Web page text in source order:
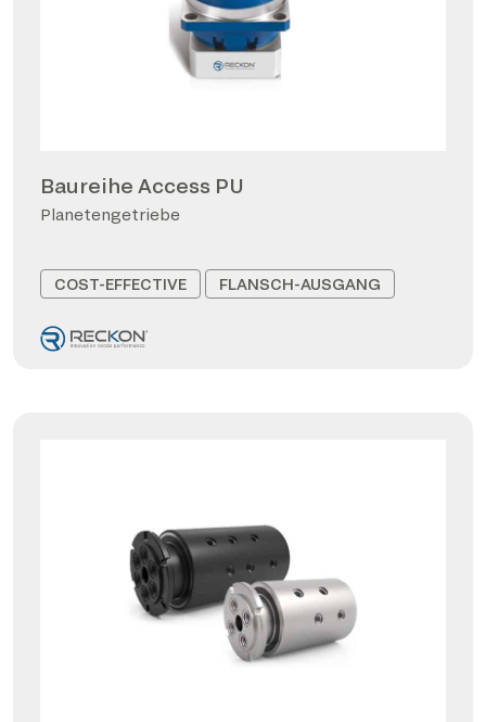
Baureihe Access PU
Planetengetriebe
COST-EFFECTIVE FLANSCH-AUSGANG